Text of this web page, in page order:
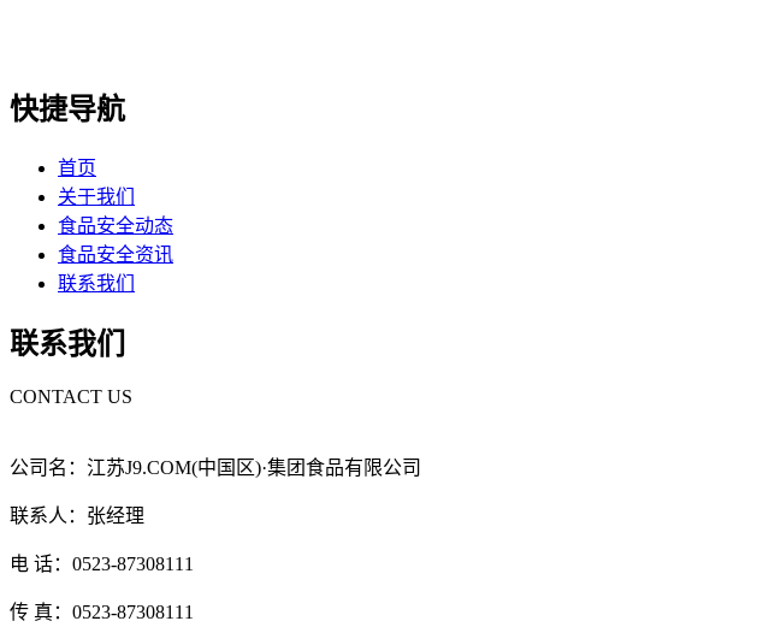
快捷导航
首页
关于我们
食品安全动态
食品安全资讯
联系我们
联系我们
CONTACT US
公司名：江苏J9.COM(中国区)·集团食品有限公司
联系人：张经理
电 话：0523-87308111
传 真：0523-87308111